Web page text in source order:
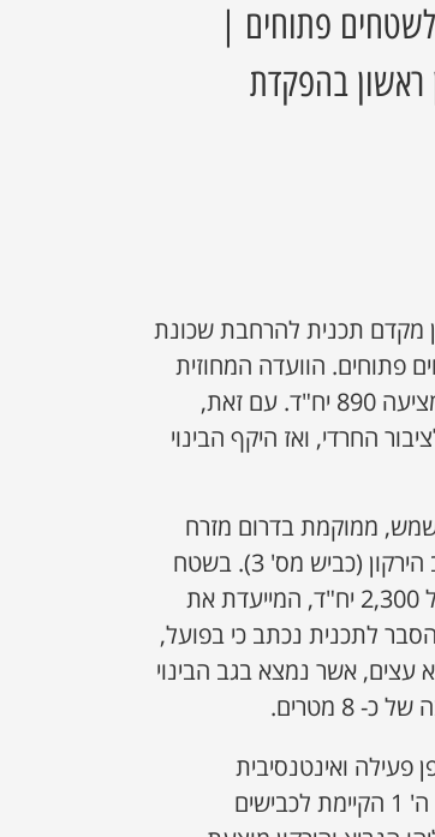
פתוחים |
ראשון בהפקדת
מקדם תכנית להרחבת שכונת
פתוחים. הוועדה המחוזית
ירושלים תקיים השבוע דיון ראשון בהפקדת התכנית, המציעה 890 יח"ד. עם זאת,
החרדי, ואז היקף הבינוי
ברמת בית שמש, ממוקמת בדרום מזרח
העיר, בצמידות לרחוב אליהו הנביא (כביש מס' 6) ורחוב הירקון (כביש מס' 3). בשטח
התכנית חלה תוכנית להקמת שכונה ה' 1, הכוללת מעל 2,300 יח"ד, המייעדת את
לתכנית נכתב כי בפועל,
אשר נמצא בגב הבינוי
8 מטרים.
פעילה ואינטנסיבית
לכיוון רח' אליהו הנביא והוספת חיבורים בין שכונה ה' 1 הקיימת לכבישים